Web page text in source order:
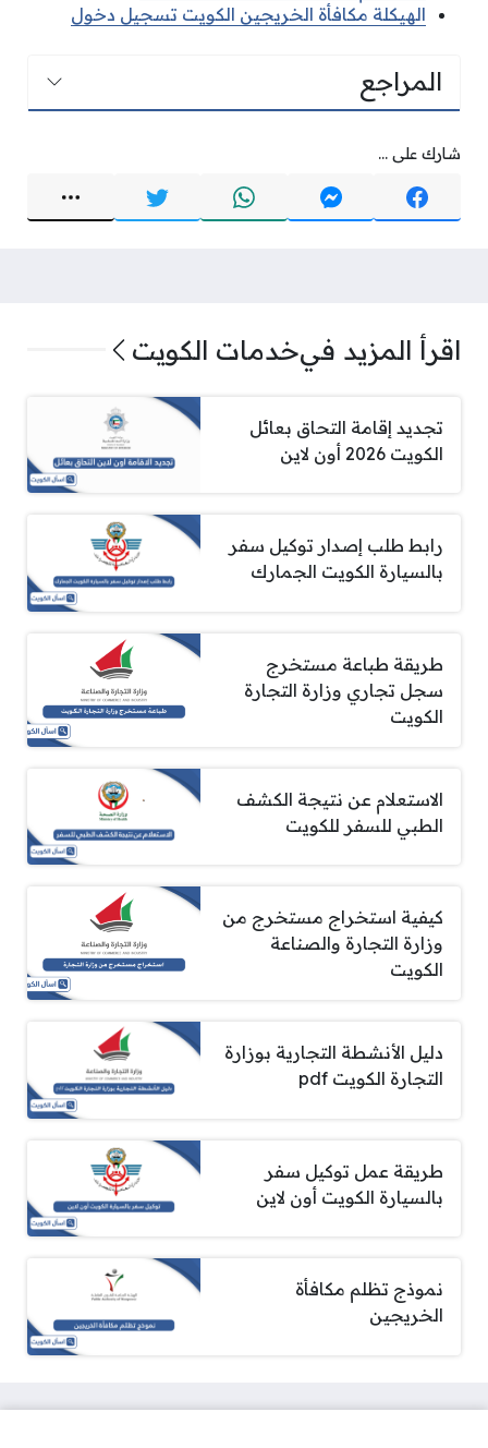
الهيكلة مكافأة الخريجين الكويت تسجيل دخول
المراجع
شارك على ...
اقرأ المزيد فيخدمات الكويت
تجديد إقامة التحاق بعائل
الكويت 2026 أون لاين
رابط طلب إصدار توكيل سفر
بالسيارة الكويت الجمارك
طريقة طباعة مستخرج
سجل تجاري وزارة التجارة
الكويت
الاستعلام عن نتيجة الكشف
الطبي للسفر للكويت
كيفية استخراج مستخرج من
وزارة التجارة والصناعة
الكويت
دليل الأنشطة التجارية بوزارة
التجارة الكويت pdf
طريقة عمل توكيل سفر
بالسيارة الكويت أون لاين
نموذج تظلم مكافأة
الخريجين